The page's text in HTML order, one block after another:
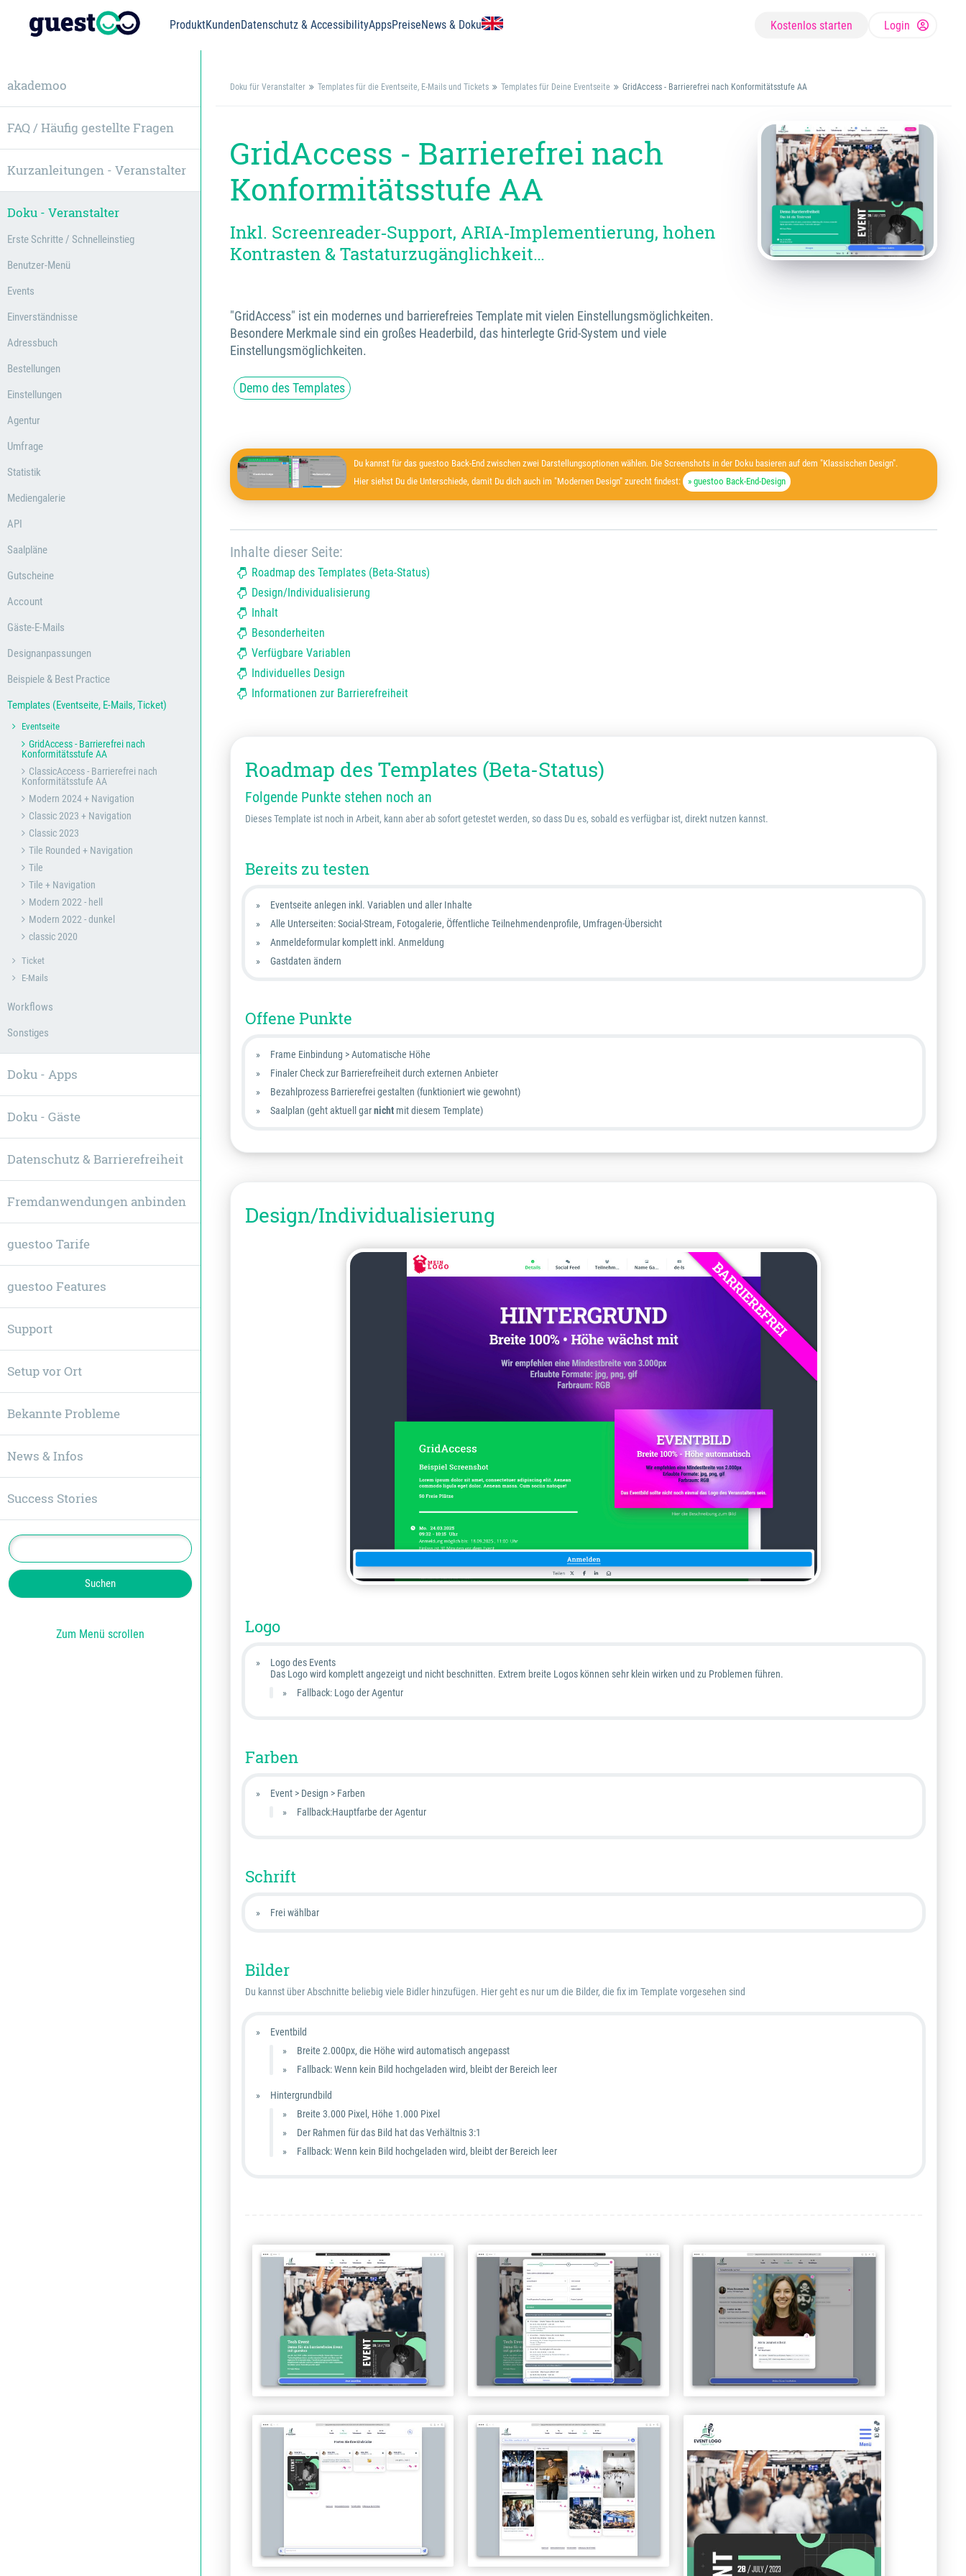
ProduktKundenDatenschutz & AccessibilityAppsPreiseNews & Doku Kostenlos starten Login
Doku für Veranstalter Templates für die Eventseite, E-Mails und Tickets Templates für Deine Eventseite GridAccess - Barrierefrei nach Konformitätsstufe AA
GridAccess - Barrierefrei nach
Konformitätsstufe AA
Inkl. Screenreader‑Support, ARIA‑Implementierung, hohen
Kontrasten & Tastaturzugänglichkeit…
"GridAccess" ist ein modernes und barrierefreies Template mit vielen Einstellungsmöglichkeiten.
Besondere Merkmale sind ein großes Headerbild, das hinterlegte Grid-System und viele
Einstellungsmöglichkeiten.
Demo des Templates
Du kannst für das guestoo Back-End zwischen zwei Darstellungsoptionen wählen. Die Screenshots in der Doku basieren auf dem "Klassischen Design".
Hier siehst Du die Unterschiede, damit Du dich auch im "Modernen Design" zurecht findest:
» guestoo Back-End-Design
Inhalte dieser Seite:
Roadmap des Templates (Beta-Status)
Design/Individualisierung
Inhalt
Besonderheiten
Verfügbare Variablen
Individuelles Design
Informationen zur Barrierefreiheit
Roadmap des Templates (Beta-Status)
Folgende Punkte stehen noch an
Dieses Template ist noch in Arbeit, kann aber ab sofort getestet werden, so dass Du es, sobald es verfügbar ist, direkt nutzen kannst.
Bereits zu testen
Eventseite anlegen inkl. Variablen und aller Inhalte
Alle Unterseiten: Social-Stream, Fotogalerie, Öffentliche Teilnehmendenprofile, Umfragen-Übersicht
Anmeldeformular komplett inkl. Anmeldung
Gastdaten ändern
Offene Punkte
Frame Einbindung > Automatische Höhe
Finaler Check zur Barrierefreiheit durch externen Anbieter
Bezahlprozess Barrierefrei gestalten (funktioniert wie gewohnt)
Saalplan (geht aktuell garnicht mit diesem Template)
Design/Individualisierung
Logo
Logo des Events
Das Logo wird komplett angezeigt und nicht beschnitten. Extrem breite Logos können sehr klein wirken und zu Problemen führen.
Fallback: Logo der Agentur
Farben
Event > Design > Farben
Fallback:Hauptfarbe der Agentur
Schrift
Frei wählbar
Bilder
Du kannst über Abschnitte beliebig viele Bidler hinzufügen. Hier geht es nur um die Bilder, die fix im Template vorgesehen sind
Eventbild
Breite 2.000px, die Höhe wird automatisch angepasst
Fallback: Wenn kein Bild hochgeladen wird, bleibt der Bereich leer
Hintergrundbild
Breite 3.000 Pixel, Höhe 1.000 Pixel
Der Rahmen für das Bild hat das Verhältnis 3:1
Fallback: Wenn kein Bild hochgeladen wird, bleibt der Bereich leer
akademoo
FAQ / Häufig gestellte Fragen
Kurzanleitungen - Veranstalter
Doku - Veranstalter
Erste Schritte / Schnelleinstieg
Benutzer-Menü
Events
Einverständnisse
Adressbuch
Bestellungen
Einstellungen
Agentur
Umfrage
Statistik
Mediengalerie
API
Saalpläne
Gutscheine
Account
Gäste-E-Mails
Designanpassungen
Beispiele & Best Practice
Templates (Eventseite, E-Mails, Ticket)
Eventseite
GridAccess - Barrierefrei nach
Konformitätsstufe AA
ClassicAccess - Barrierefrei nach
Konformitätsstufe AA
Modern 2024 + Navigation
Classic 2023 + Navigation
Classic 2023
Tile Rounded + Navigation
Tile
Tile + Navigation
Modern 2022 - hell
Modern 2022 - dunkel
classic 2020
Ticket
E-Mails
Workflows
Sonstiges
Doku - Apps
Doku - Gäste
Datenschutz & Barrierefreiheit
Fremdanwendungen anbinden
guestoo Tarife
guestoo Features
Support
Setup vor Ort
Bekannte Probleme
News & Infos
Success Stories
Zum Menü scrollen